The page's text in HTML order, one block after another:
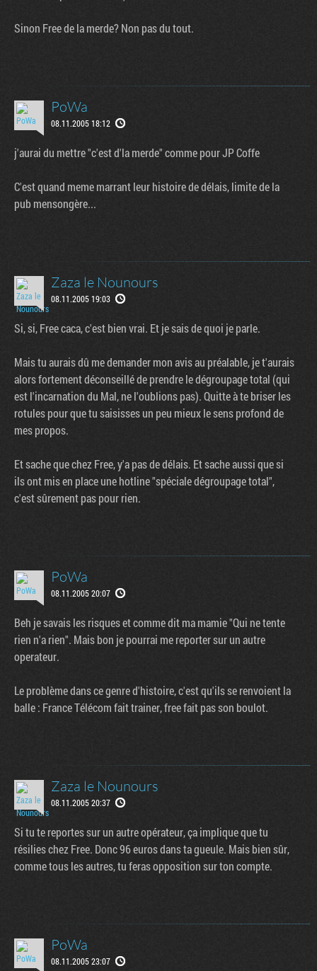
Sinon Free de la merde? Non pas du tout.
PoWa
08.11.2005 18:12
j'aurai du mettre "c'est d'la merde" comme pour JP Coffe
C'est quand meme marrant leur histoire de délais, limite de la
pub mensongère...
Zaza le Nounours
08.11.2005 19:03
Si, si, Free caca, c'est bien vrai. Et je sais de quoi je parle.
Mais tu aurais dû me demander mon avis au préalable, je t'aurais
alors fortement déconseillé de prendre le dégroupage total (qui
est l'incarnation du Mal, ne l'oublions pas). Quitte à te briser les
rotules pour que tu saisisses un peu mieux le sens profond de
mes propos.
Et sache que chez Free, y'a pas de délais. Et sache aussi que si
ils ont mis en place une hotline "spéciale dégroupage total",
c'est sûrement pas pour rien.
PoWa
08.11.2005 20:07
Beh je savais les risques et comme dit ma mamie "Qui ne tente
rien n'a rien". Mais bon je pourrai me reporter sur un autre
operateur.
Le problème dans ce genre d'histoire, c'est qu'ils se renvoient la
balle : France Télécom fait trainer, free fait pas son boulot.
Zaza le Nounours
08.11.2005 20:37
Si tu te reportes sur un autre opérateur, ça implique que tu
résilies chez Free. Donc 96 euros dans ta gueule. Mais bien sûr,
comme tous les autres, tu feras opposition sur ton compte.
PoWa
08.11.2005 23:07